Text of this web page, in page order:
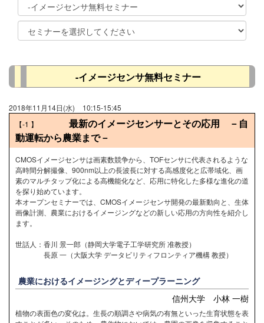
-イメージセンサ無料セミナー
2018年11月14日(水)
10:15-15:45
【-1 】
最新のイメージセンサーとその応用 －自
動運転から農業まで－
CMOSイメージセンサは画素数競争から、TOFセンサに代表されるような
高時間分解撮像、900nm以上の長波長に対する高感度化と広帯域化、画
素のマルチタップ化による高機能化など、応用に特化した多様な進化の道
を探り始めています。
本オープンセミナーでは、CMOSイメージセンサ開発の最新動向と、生体
画像計測、農業におけるイメージングなどの新しい応用の方向性を紹介し
ます。
世話人：香川 景一郎（静岡大学電子工学研究所 准教授）
長原 一（大阪大学 データビリティフロンティア機構 教授）
農業におけるイメージングとディープラーニング
信州大学 小林 一樹
植物の表面色の変化は。生長の順調さや病気の有無といった生育状態を表